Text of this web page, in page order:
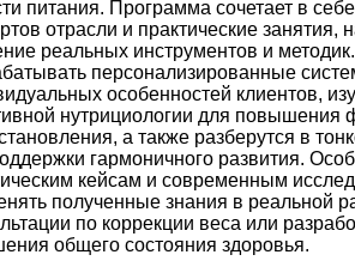
питания. Программа сочетает в
отрасли и практические занятия,
реальных инструментов и методик.
персонализированные
особенностей клиентов,
нутрициологии для повышения
а также разберутся в
гармоничного развития.
кейсам и современным
полученные знания в реальной
по коррекции веса или
общего состояния здоровья.